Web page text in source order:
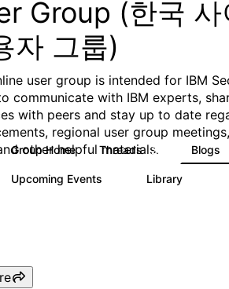
Group (한국
자 그룹)
user group is intended for IBM
communicate with IBM experts,
with peers and stay up to date
regional user group
other helpful materials.
Group Home Threads 25 Blogs
Upcoming Events Library